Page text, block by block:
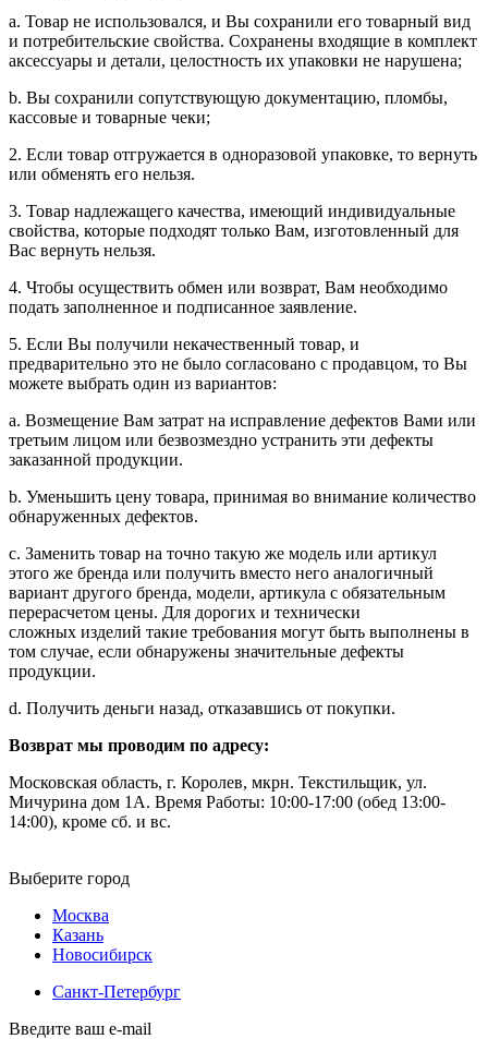
a. Товар не использовался, и Вы сохранили его товарный вид
и потребительские свойства. Сохранены входящие в комплект
аксессуары и детали, целостность их упаковки не нарушена;
b. Вы сохранили сопутствующую документацию, пломбы,
кассовые и товарные чеки;
2. Если товар отгружается в одноразовой упаковке, то вернуть
или обменять его нельзя.
3. Товар надлежащего качества, имеющий индивидуальные
свойства, которые подходят только Вам, изготовленный для
Вас вернуть нельзя.
4. Чтобы осуществить обмен или возврат, Вам необходимо
подать заполненное и подписанное заявление.
5. Если Вы получили некачественный товар, и
предварительно это не было согласовано с продавцом, то Вы
можете выбрать один из вариантов:
a. Возмещение Вам затрат на исправление дефектов Вами или
третьим лицом или безвозмездно устранить эти дефекты
заказанной продукции.
b. Уменьшить цену товара, принимая во внимание количество
обнаруженных дефектов.
c. Заменить товар на точно такую же модель или артикул
этого же бренда или получить вместо него аналогичный
вариант другого бренда, модели, артикула с обязательным
перерасчетом цены. Для дорогих и технически
сложных изделий такие требования могут быть выполнены в
том случае, если обнаружены значительные дефекты
продукции.
d. Получить деньги назад, отказавшись от покупки.
Возврат мы проводим по адресу:
Московская область, г. Королев, мкрн. Текстильщик, ул.
Мичурина дом 1А. Время Работы: 10:00-17:00 (обед 13:00-
14:00), кроме сб. и вс.
Выберите город
Москва
Казань
Новосибирск
Санкт-Петербург
Введите ваш e-mail